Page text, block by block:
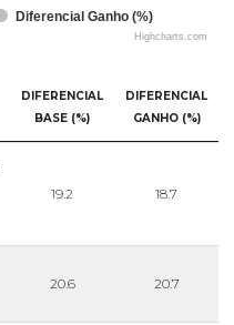
Diferencial Ganho (%)
Highcharts.com
DIFERENCIAL
BASE (%)
DIFERENCIAL
GANHO (%)
19.2 18.7
20.6 20.7